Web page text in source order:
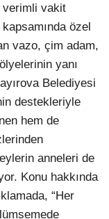
verimli vakit
özel
vazo, çim adam,
yanı
Belediyesi
destekleriyle
hem de
anneleri de
Konu hakkında
“Her